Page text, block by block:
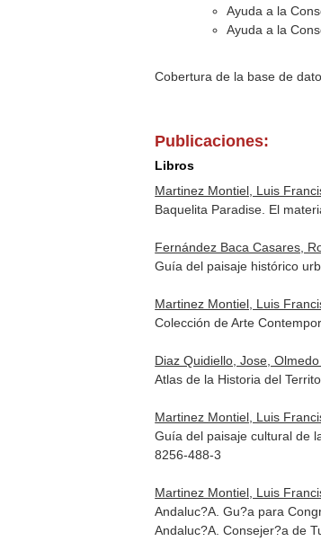
Ayuda a la
Ayuda a la
Cobertura de la base de
Publicaciones:
Libros
Martinez Montiel, Luis
Baquelita Paradise. El
Fernández Baca Casares,
Guía del paisaje histórico
Martinez Montiel, Luis
Colección de Arte
Diaz Quidiello, Jose,
Atlas de la Historia del
Martinez Montiel, Luis
Guía del paisaje cultural de
8256-488-3
Martinez Montiel, Luis
Andaluc?A. Gu?a para
Andaluc?A. Consejer?a de